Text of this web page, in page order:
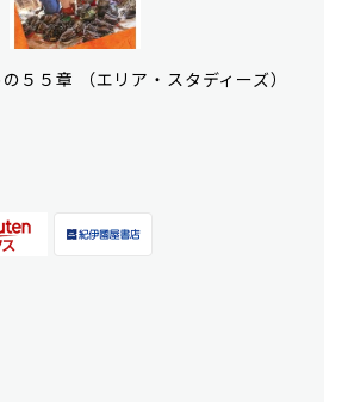
５５章 （エリア・スタディーズ）